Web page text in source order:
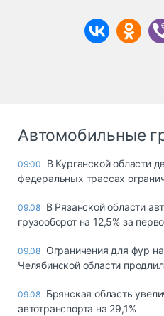
Автомобильные
09:00
В Курганской области
федеральных трассах
09.08 В Рязанской области
грузооборот на 12,5% за
09.08 Ограничения для фур
Челябинской области
09.08 Брянская область
автотранспорта на 29,1%